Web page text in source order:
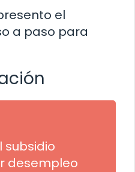
el
a paso para
subsidio
desempleo